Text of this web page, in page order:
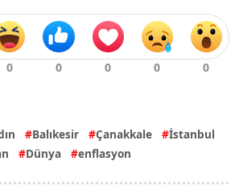
Balıkesir Çanakkale
İstanbul
Dünya enflasyon